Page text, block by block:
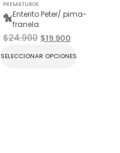
PREMATUROS
Enterito Peter/ pima-
franela
$24.900 $19.900
SELECCIONAR OPCIONES